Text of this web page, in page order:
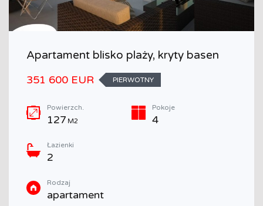
Apartament blisko plaży, kryty basen
351 600 EUR
PIERWOTNY
Powierzch.
127 M2
Pokoje
4
Łazienki
2
Rodzaj
apartament